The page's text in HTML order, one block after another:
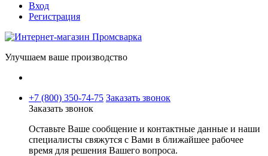
Вход
Регистрация
Улучшаем ваше производство
+7 (800) 350-74-75 Заказать звонок
Заказать звонок
Оставьте Ваше сообщение и контактные данные и наши
специалисты свяжутся с Вами в ближайшее рабочее
время для решения Вашего вопроса.